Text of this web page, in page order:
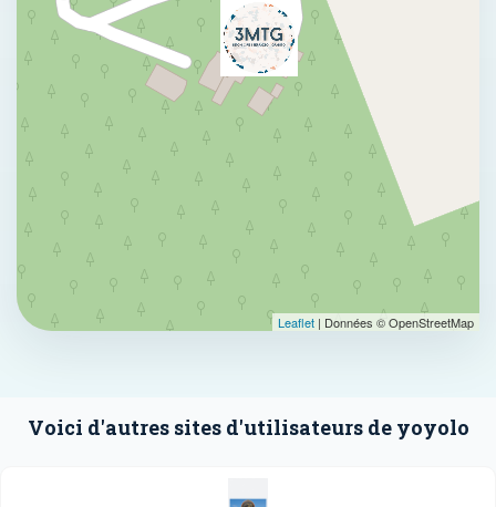
Leaflet | Données © OpenStreetMap
Voici d'autres sites d'utilisateurs de yoyolo